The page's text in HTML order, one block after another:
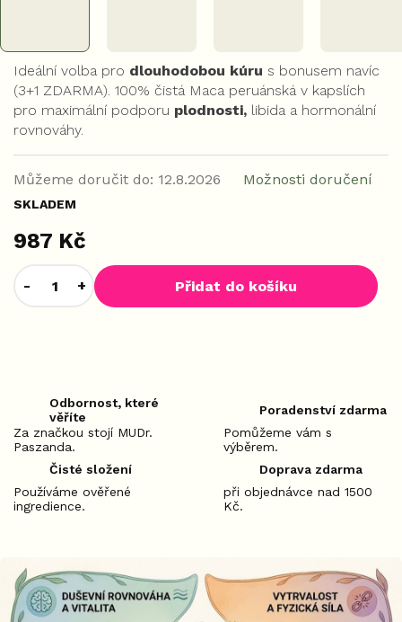
987 Kč
SKLADEM
Můžeme doručit do: 12.8.2026 Možnosti doručení
Přidat do košíku
Ideální volba pro dlouhodobou kúru s bonusem navíc
(3+1 ZDARMA). 100% čistá Maca peruánská v kapslích
pro maximální podporu plodnosti, libida a hormonální
rovnováhy.
Odbornost, které
věříte
Za značkou stojí MUDr.
Paszanda.
Poradenství zdarma
Pomůžeme vám s
výběrem.
Čisté složení
Používáme ověřené
ingredience.
Doprava zdarma
při objednávce nad 1500
Kč.